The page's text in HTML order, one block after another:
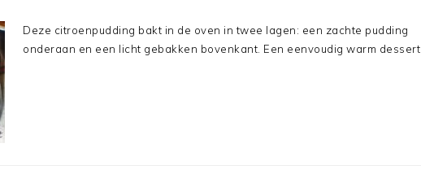
Deze citroenpudding bakt in de oven in twee lagen: een zachte pudding
onderaan en een licht gebakken bovenkant. Een eenvoudig warm dessert.